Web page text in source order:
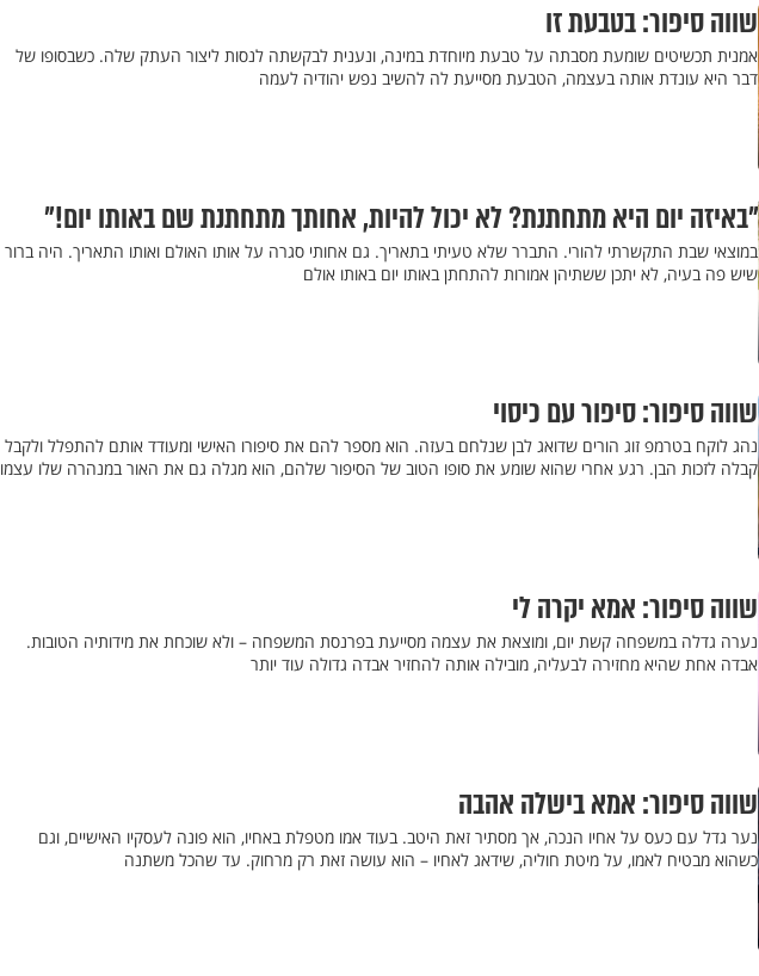
שווה סיפור: בטבעת זו
אמנית תכשיטים שומעת מסבתה על טבעת מיוחדת במינה, ונענית לבקשתה לנסות ליצור העתק שלה. כשבסופו של
דבר היא עונדת אותה בעצמה, הטבעת מסייעת לה להשיב נפש יהודיה לעמה
"באיזה יום היא מתחתנת? לא יכול להיות, אחותך מתחתנת שם באותו יום!"
במוצאי שבת התקשרתי להורי. התברר שלא טעיתי בתאריך. גם אחותי סגרה על אותו האולם ואותו התאריך. היה ברור
שיש פה בעיה, לא יתכן ששתיהן אמורות להתחתן באותו יום באותו אולם
שווה סיפור: סיפור עם כיסוי
נהג לוקח בטרמפ זוג הורים שדואג לבן שנלחם בעזה. הוא מספר להם את סיפורו האישי ומעודד אותם להתפלל ולקבל
קבלה לזכות הבן. רגע אחרי שהוא שומע את סופו הטוב של הסיפור שלהם, הוא מגלה גם את האור במנהרה שלו עצמו
שווה סיפור: אמא יקרה לי
נערה גדלה במשפחה קשת יום, ומוצאת את עצמה מסייעת בפרנסת המשפחה – ולא שוכחת את מידותיה הטובות.
אבדה אחת שהיא מחזירה לבעליה, מובילה אותה להחזיר אבדה גדולה עוד יותר
שווה סיפור: אמא בישלה אהבה
נער גדל עם כעס על אחיו הנכה, אך מסתיר זאת היטב. בעוד אמו מטפלת באחיו, הוא פונה לעסקיו האישיים, וגם
כשהוא מבטיח לאמו, על מיטת חוליה, שידאג לאחיו – הוא עושה זאת רק מרחוק. עד שהכל משתנה